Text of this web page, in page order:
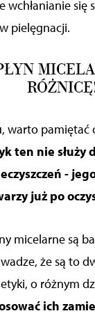
wchłanianie się
pielęgnacji.
warto
ten nie służy
-
już po
micelarne są
że są to
o różnym
ich